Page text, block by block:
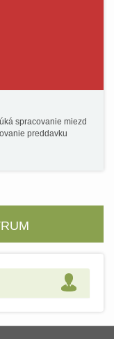
spracovanie miezd
preddavku